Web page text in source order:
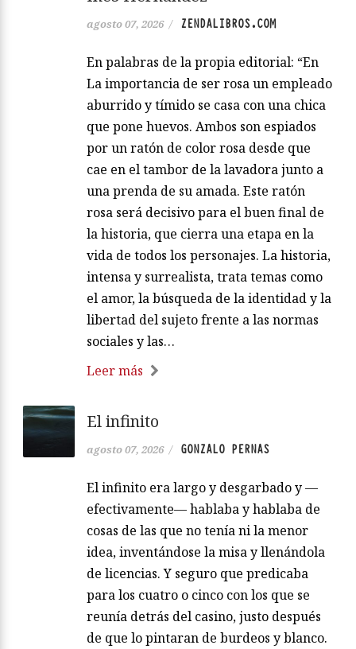
agosto 07, 2026 / ZENDALIBROS.COM
En palabras de la propia editorial: “En
La importancia de ser rosa un empleado
aburrido y tímido se casa con una chica
que pone huevos. Ambos son espiados
por un ratón de color rosa desde que
cae en el tambor de la lavadora junto a
una prenda de su amada. Este ratón
rosa será decisivo para el buen final de
la historia, que cierra una etapa en la
vida de todos los personajes. La historia,
intensa y surrealista, trata temas como
el amor, la búsqueda de la identidad y la
libertad del sujeto frente a las normas
sociales y las…
Leer más
El infinito
agosto 07, 2026 / GONZALO PERNAS
El infinito era largo y desgarbado y —
efectivamente— hablaba y hablaba de
cosas de las que no tenía ni la menor
idea, inventándose la misa y llenándola
de licencias. Y seguro que predicaba
para los cuatro o cinco con los que se
reunía detrás del casino, justo después
de que lo pintaran de burdeos y blanco.